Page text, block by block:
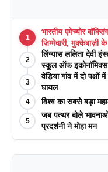
1
भारतीय एमेच्योर
ज़िम्मेदारी, मुक्केबाज़ी
2
लिंग्यास ललिता देवी
स्कूल ऑफ इकोनॉमिक्स,
पत्रिकाओं में प्रकाशन
आयोजन किया
3
वेड़िया गांव में दो
घायल
4 विश्व का सबसे बड़ा
5
जब पत्थर बोले
प्रदर्शनी ने मोहा मन